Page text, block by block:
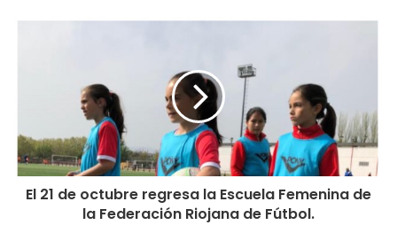
El 21 de octubre regresa la Escuela Femenina de
la Federación Riojana de Fútbol.